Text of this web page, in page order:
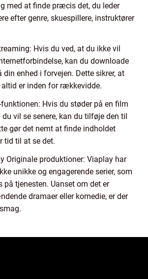
med at finde præcis det, du leder
efter genre, skuespillere, instruktører
Hvis du ved, at du ikke vil
kan du downloade
din enhed i forvejen. Dette sikrer, at
er inden for rækkevidde.
Hvis du støder på en film
du vil se senere, kan du tilføje den til
gør det nemt at finde indholdet
tid til at se det.
Originale produktioner: Viaplay har
unikke og engagerende serier, som
på tjenesten. Uanset om det er
dramaer eller komedie, er der